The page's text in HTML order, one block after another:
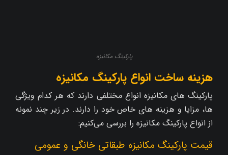
پارکینگ مکانیزه
هزینه ساخت انواع پارکینگ مکانیزه
پارکینگ‌ های مکانیزه انواع مختلفی دارند که هر کدام ویژگی‌
ها، مزایا و هزینه‌ های خاص خود را دارند. در زیر چند نمونه
از انواع پارکینگ مکانیزه را بررسی می‌کنیم:
قیمت پارکینگ مکانیزه طبقاتی خانگی و عمومی